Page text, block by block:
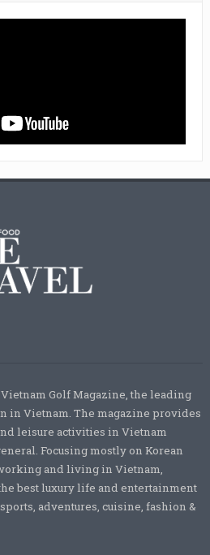
Golf Magazine, the leading
in Vietnam. The magazine provides
leisure activities in Vietnam
Focusing mostly on Korean
and living in Vietnam,
best luxury life and entertainment
adventures, cuisine, fashion &